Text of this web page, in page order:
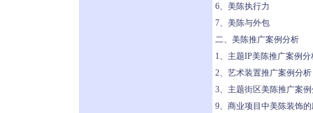
6、美陈执行力
7、美陈与外包
二、美陈推广案例分析
1、主题IP美陈推广案例分
2、艺术装置推广案例分析
3、主题街区美陈推广案
9、商业项目中美陈装饰